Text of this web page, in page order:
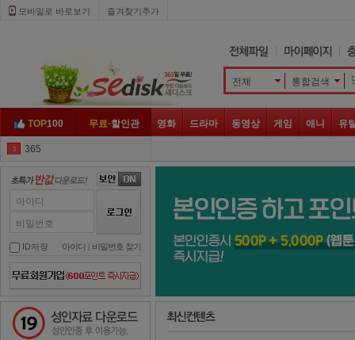
모바일로 바로보기 즐겨찾기추가
전체 통합검색
TOP100 무료·할인관 영화 드라마 동영상 게임 애니 유
3 365
반의반
그남자의 기억법
어서와
7 부부의 세계
9 하이바이 마마
10 맛 좀 보실래요
1 메모리스트
아이디
비밀번호
ID저장 아이디 | 비밀번호 찾기